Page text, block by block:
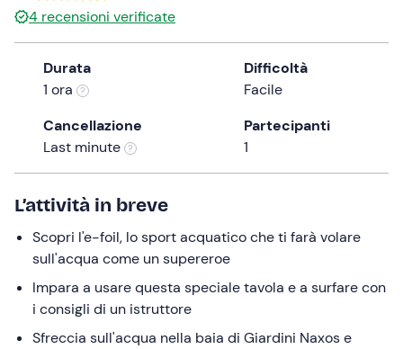
the
question
mark
keyboard
shortcuts
for
changing
dates.
4 recensioni verificate
Durata
1 ora
Difficoltà
Facile
Cancellazione
Last minute
Partecipanti
1
L’attività in breve
Scopri l'e-foil, lo sport acquatico che ti farà volare
sull'acqua come un supereroe
Impara a usare questa speciale tavola e a surfare con
i consigli di un istruttore
Sfreccia sull'acqua nella baia di Giardini Naxos e